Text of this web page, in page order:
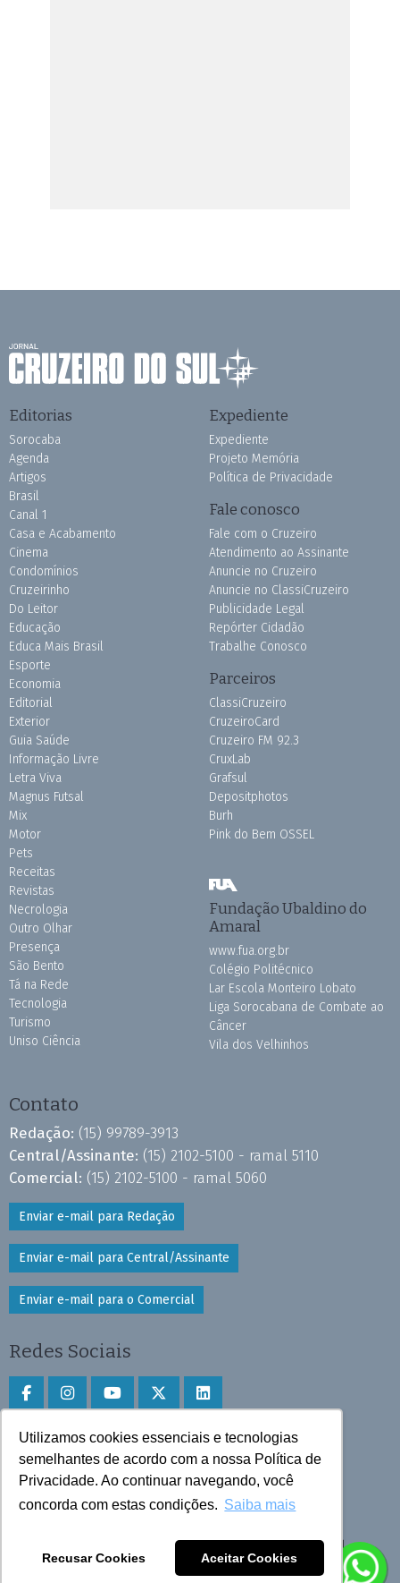
Utilizamos cookies essenciais e tecnologias
semelhantes de acordo com a nossa Política de
Privacidade. Ao continuar navegando, você
concorda com estas condições. Saiba mais
Recusar Cookies Aceitar Cookies
Editorias
Sorocaba
Agenda
Artigos
Brasil
Canal 1
Casa e Acabamento
Cinema
Condomínios
Cruzeirinho
Do Leitor
Educação
Educa Mais Brasil
Esporte
Economia
Editorial
Exterior
Guia Saúde
Informação Livre
Letra Viva
Magnus Futsal
Mix
Motor
Pets
Receitas
Revistas
Necrologia
Outro Olhar
Presença
São Bento
Tá na Rede
Tecnologia
Turismo
Uniso Ciência
Expediente
Expediente
Projeto Memória
Política de Privacidade
Fale conosco
Fale com o Cruzeiro
Atendimento ao Assinante
Anuncie no Cruzeiro
Anuncie no ClassiCruzeiro
Publicidade Legal
Repórter Cidadão
Trabalhe Conosco
Parceiros
ClassiCruzeiro
CruzeiroCard
Cruzeiro FM 92.3
CruxLab
Grafsul
Depositphotos
Burh
Pink do Bem OSSEL
Fundação Ubaldino do
Amaral
www.fua.org.br
Colégio Politécnico
Lar Escola Monteiro Lobato
Liga Sorocabana de Combate ao
Câncer
Vila dos Velhinhos
Contato
Redação: (15) 99789-3913
Central/Assinante: (15) 2102-5100 - ramal 5110
Comercial: (15) 2102-5100 - ramal 5060
Enviar e-mail para Redação
Enviar e-mail para Central/Assinante
Enviar e-mail para o Comercial
Redes Sociais
Faça download do aplicativo
Play Store e App Store
Todos os direitos reservados © 2025 Cruzeiro do Sul